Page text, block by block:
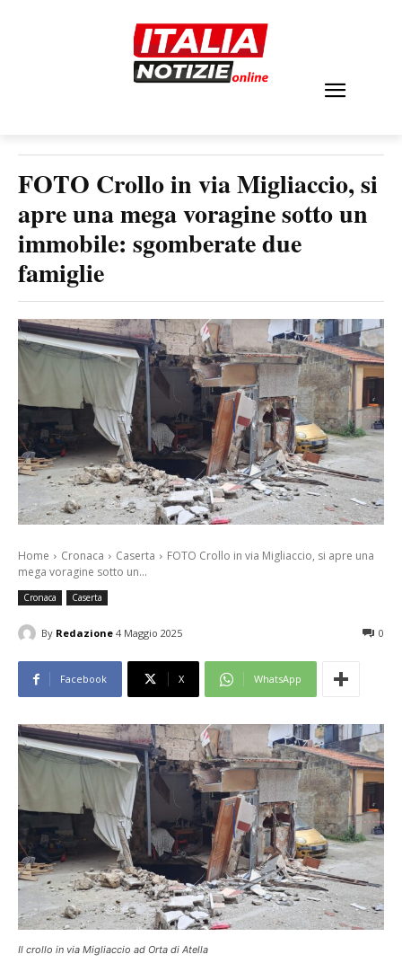
FOTO Crollo in via Migliaccio, si
apre una mega voragine sotto un
immobile: sgomberate due
famiglie
Home Cronaca Caserta
FOTO Crollo in via Migliaccio, si apre una
mega voragine sotto un...
Cronaca Caserta
By Redazione 4 Maggio 2025 0
Facebook X WhatsApp
Il crollo in via Migliaccio ad Orta di Atella